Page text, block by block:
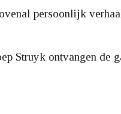
persoonlijk
Struyk ontvangen